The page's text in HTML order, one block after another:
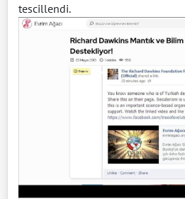
tescillendi.